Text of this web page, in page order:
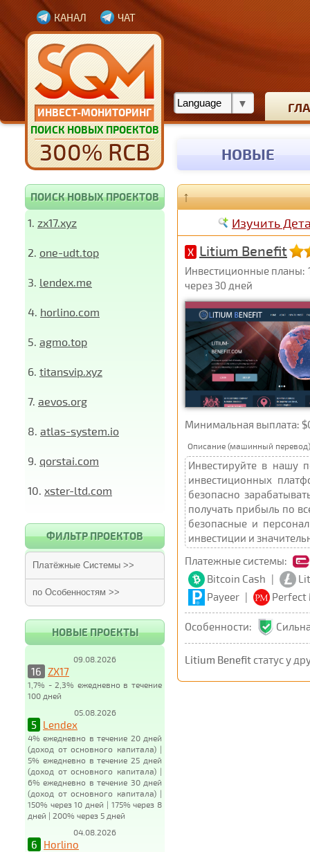
ИНВЕСТ-МОНИТОРИНГ
ПОИСК НОВЫХ ПРОЕКТОВ
300% RCB
КАНАЛ ЧАТ
НОВЫЕ
ПОИСК НОВЫХ ПРОЕКТОВ
1. zx17.xyz
2. one-udt.top
3. lendex.me
4. horlino.com
5. agmo.top
6. titansvip.xyz
7. aevos.org
8. atlas-system.io
9. qorstai.com
10. xster-ltd.com
ФИЛЬТР ПРОЕКТОВ
Платёжные Системы >>
по Особенностям >>
НОВЫЕ ПРОЕКТЫ
09.08.2026
16 ZX17
1,7% - 2,3% ежедневно в течение
100 дней
05.08.2026
5 Lendex
4% ежедневно в течение 20 дней
(доход от основного капитала) |
5% ежедневно в течение 25 дней
(доход от основного капитала) |
6% ежедневно в течение 30 дней
(доход от основного капитала) |
150% через 10 дней | 175% через 8
дней | 200% через 5 дней
04.08.2026
6 Horlino
↑
Изучить
X Litium Benefit
Инвестиционные планы:
через 30 дней
Минимальная выплата:
Описание (машинный
Инвестируйте в нашу
инвестиционных
безопасно
получать прибыль по
безопасные и
инвестиции и
Платежные системы:
Bitcoin Cash |
Payeer | Perfect
Особенности:
Litium Benefit статус у